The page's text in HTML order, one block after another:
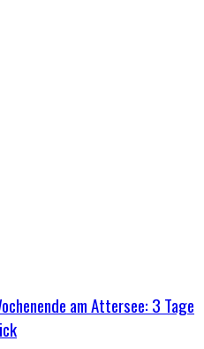
am Attersee: 3 Tage